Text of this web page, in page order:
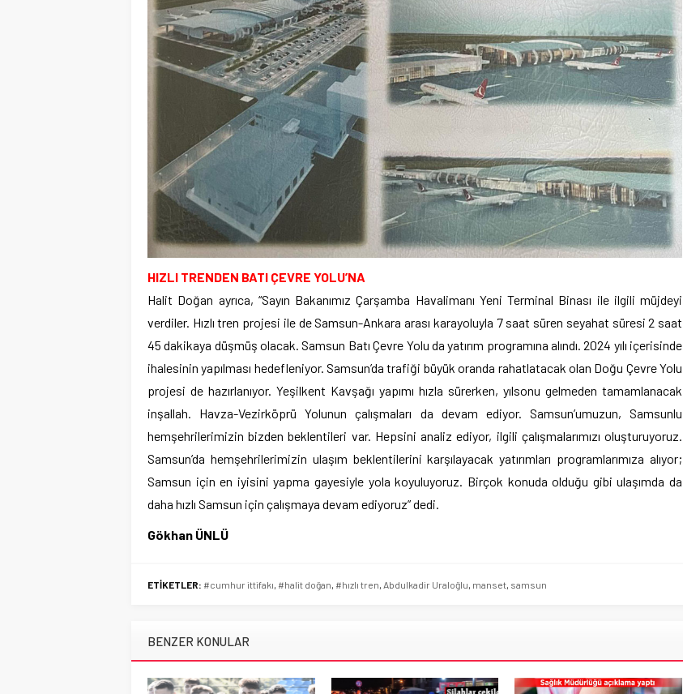
HIZLI TRENDEN BATI ÇEVRE YOLU’NA
Halit Doğan ayrıca, “Sayın Bakanımız Çarşamba Havalimanı Yeni Terminal Binası ile ilgili müjdeyi
verdiler. Hızlı tren projesi ile de Samsun-Ankara arası karayoluyla 7 saat süren seyahat süresi 2 saat
45 dakikaya düşmüş olacak. Samsun Batı Çevre Yolu da yatırım programına alındı. 2024 yılı içerisinde
ihalesinin yapılması hedefleniyor. Samsun’da trafiği büyük oranda rahatlatacak olan Doğu Çevre Yolu
projesi de hazırlanıyor. Yeşilkent Kavşağı yapımı hızla sürerken, yılsonu gelmeden tamamlanacak
inşallah. Havza-Vezirköprü Yolunun çalışmaları da devam ediyor. Samsun’umuzun, Samsunlu
hemşehrilerimizin bizden beklentileri var. Hepsini analiz ediyor, ilgili çalışmalarımızı oluşturuyoruz.
Samsun’da hemşehrilerimizin ulaşım beklentilerini karşılayacak yatırımları programlarımıza alıyor;
Samsun için en iyisini yapma gayesiyle yola koyuluyoruz. Birçok konuda olduğu gibi ulaşımda da
daha hızlı Samsun için çalışmaya devam ediyoruz” dedi.
Gökhan ÜNLÜ
ETİKETLER: #cumhur ittifakı #halit doğan #hızlı tren Abdulkadir Uraloğlu manset samsun
BENZER KONULAR